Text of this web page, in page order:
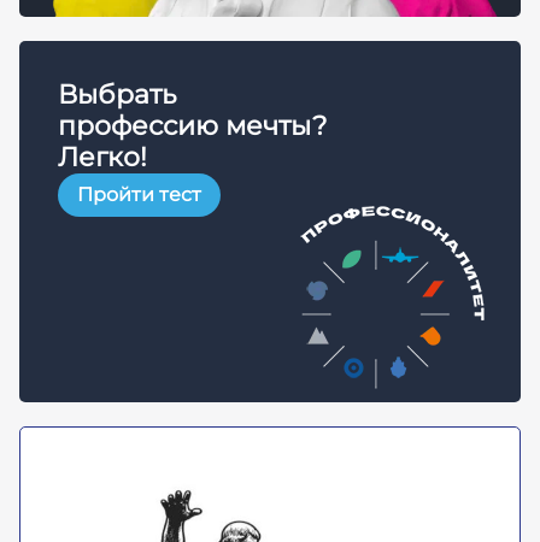
Выбрать
профессию мечты?
Легко!
Пройти тест